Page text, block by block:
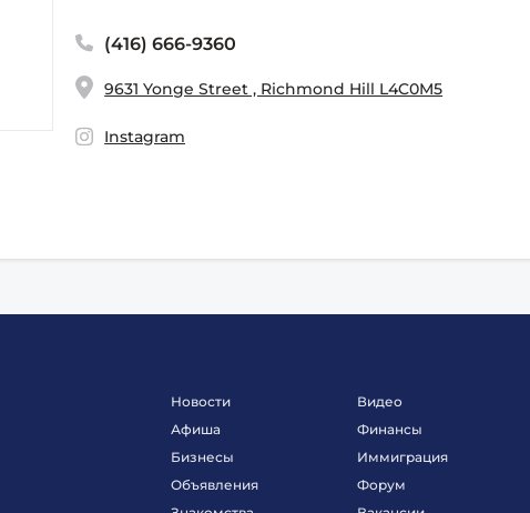
(416) 666-9360
9631 Yonge Street , Richmond Hill L4C0M5
Instagram
Новости
Афиша
Бизнесы
Объявления
Видео
Финансы
Иммиграция
Форум